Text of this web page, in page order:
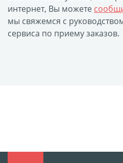
Картины на холсте
Печать чертежей
Холст настольный с
Печать наклеек
интернет, Вы можете
мы свяжемся с
сервиса по приему заказов.